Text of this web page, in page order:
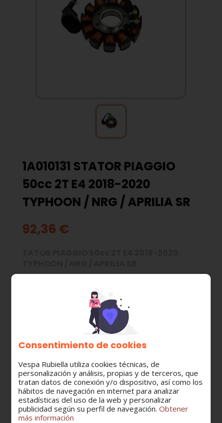
1A010131 STATOR PIAGGIO
50cc 2T E4 2018-2020
TYPHOON / NRG / APRILIA SR
92,36 €
PIAGGIO NRG - MC2 - MC3 - EXTREME
CATEGORÍA:
Volante magnético - stator
Cantidad
Consentimiento de cookies
Vespa Rubiella utiliza cookies técnicas, de
personalización y análisis, propias y de terceros, que
tratan datos de conexión y/o dispositivo, así como los
hábitos de navegación en internet para analizar
estadísticas del uso de la web y personalizar
publicidad según su perfil de navegación.Obtener
más información